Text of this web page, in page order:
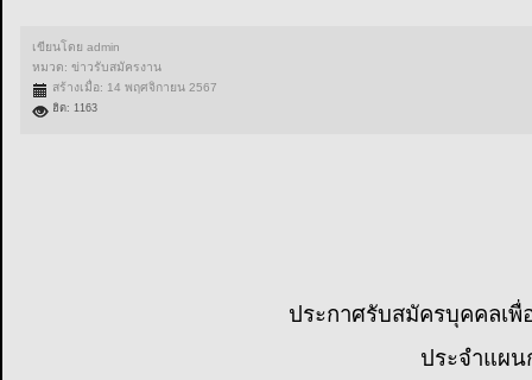
เขียนโดยadmin
หมวด:ข่าวรับสมัครงาน
สร้างเมื่อ: 14 พฤศจิกายน 2567
ฮิต: 1163
ประกาศรับสมัครบุคคลเพื่
ประจำแผน